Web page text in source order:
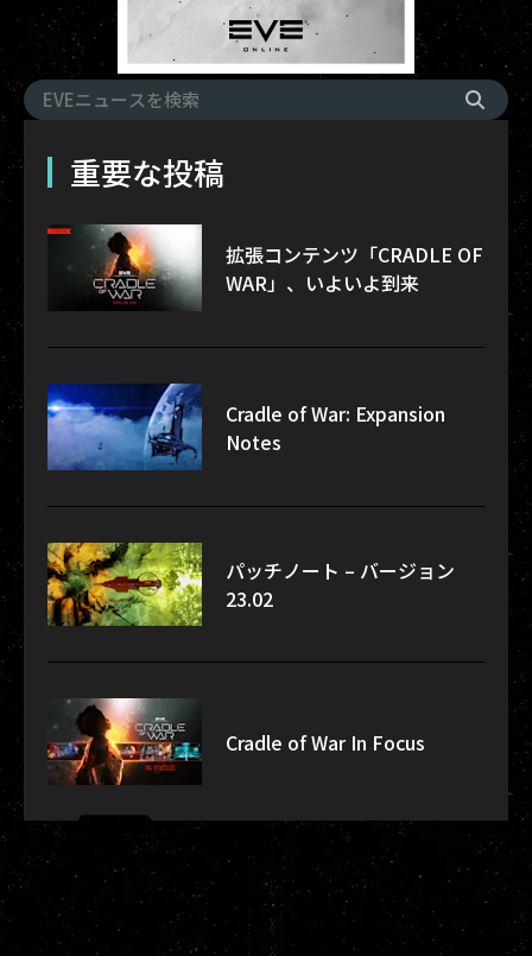
重要な投稿
拡張コンテンツ「CRADLE OF
WAR」、いよいよ到来
Cradle of War: Expansion
Notes
パッチノート – バージョン
23.02
Cradle of War In Focus